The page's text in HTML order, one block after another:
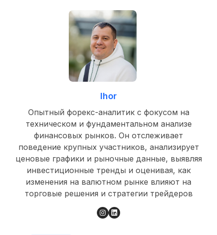
Ihor
Опытный форекс-аналитик с фокусом на
техническом и фундаментальном анализе
финансовых рынков. Он отслеживает
поведение крупных участников, анализирует
ценовые графики и рыночные данные, выявляя
инвестиционные тренды и оценивая, как
изменения на валютном рынке влияют на
торговые решения и стратегии трейдеров